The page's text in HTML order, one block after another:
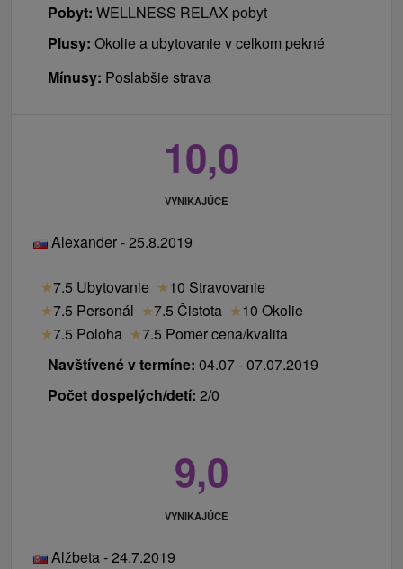
Pobyt: WELLNESS RELAX pobyt
Plusy: Okolie a ubytovanie v celkom pekné
Mínusy: Poslabšie strava
10,0
VYNIKAJÚCE
Alexander - 25.8.2019
★7.5 Ubytovanie ★10 Stravovanie
★7.5 Personál ★7.5 Čistota ★10 Okolie
★7.5 Poloha ★7.5 Pomer cena/kvalita
Navštívené v termíne: 04.07 - 07.07.2019
Počet dospelých/detí: 2/0
9,0
VYNIKAJÚCE
Alžbeta - 24.7.2019